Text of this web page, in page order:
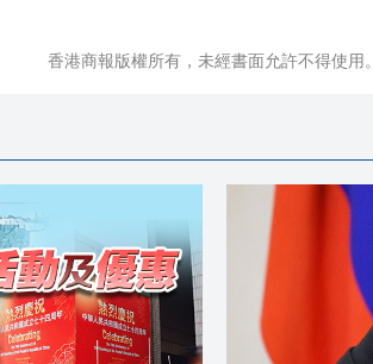
香港商報版權所有，未經書面允許不得使用。